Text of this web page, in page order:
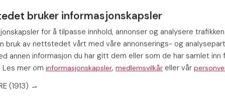
kjærlighetssangen” kommer
Låten fikk hele 27% av de
bruker informasjonskapsler
for å tilpasse innhold, annonser og analysere
bruk av nettstedet vårt med våre annonserings- og
annen informasjon du har gitt dem eller som de har samlet inn
mer om informasjonskapsler, medlemsvilkår eller vår
(1913) →